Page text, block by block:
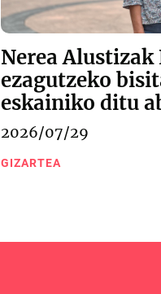
Nerea Alustizak
ezagutzeko
eskainiko ditu
2026/07/29
GIZARTEA